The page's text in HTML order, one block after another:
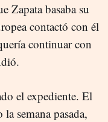
Zapata basaba su
contactó con él
continuar con
el expediente. El
semana pasada,